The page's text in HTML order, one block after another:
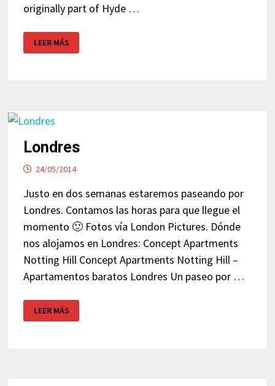
originally part of Hyde …
KENSINGTON
GARDENS
–
LEER MÁS
Londres
24/05/2014
Justo en dos semanas estaremos paseando por
Londres. Contamos las horas para que llegue el
momento 🙂 Fotos vía London Pictures. Dónde
nos alojamos en Londres: Concept Apartments
Notting Hill Concept Apartments Notting Hill –
Apartamentos baratos Londres Un paseo por …
LONDRES
LEER MÁS